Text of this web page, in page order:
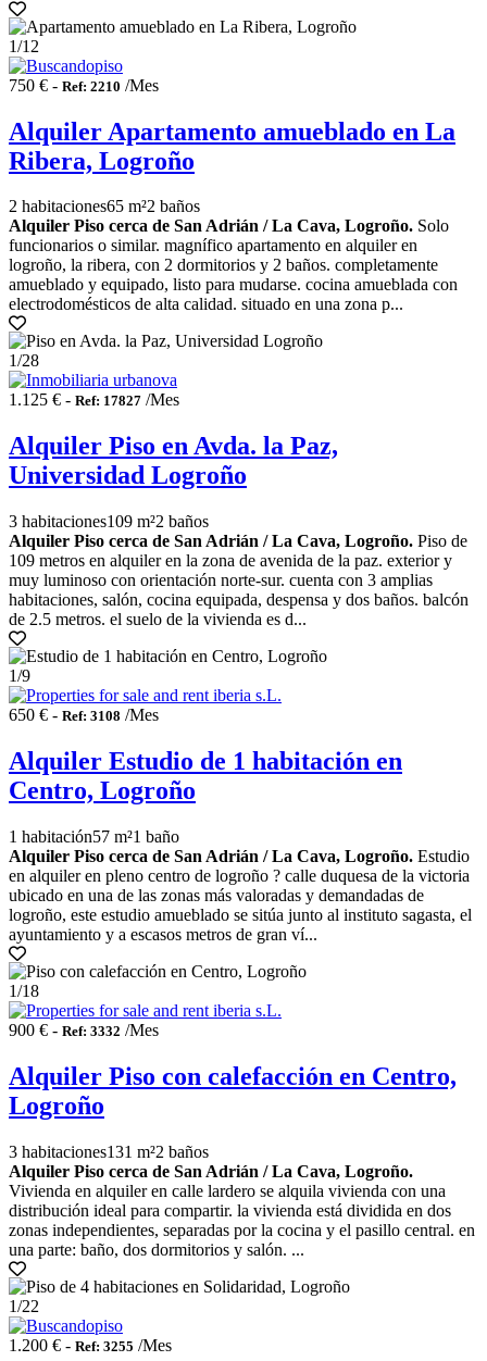
1/12
750 € - Ref: 2210 /Mes
Alquiler Apartamento amueblado en La
Ribera, Logroño
2 habitaciones65 m²2 baños
Alquiler Piso cerca de San Adrián / La Cava, Logroño. Solo
funcionarios o similar. magnífico apartamento en alquiler en
logroño, la ribera, con 2 dormitorios y 2 baños. completamente
amueblado y equipado, listo para mudarse. cocina amueblada con
electrodomésticos de alta calidad. situado en una zona p...
1/28
1.125 € - Ref: 17827 /Mes
Alquiler Piso en Avda. la Paz,
Universidad Logroño
3 habitaciones109 m²2 baños
Alquiler Piso cerca de San Adrián / La Cava, Logroño. Piso de
109 metros en alquiler en la zona de avenida de la paz. exterior y
muy luminoso con orientación norte-sur. cuenta con 3 amplias
habitaciones, salón, cocina equipada, despensa y dos baños. balcón
de 2.5 metros. el suelo de la vivienda es d...
1/9
650 € - Ref: 3108 /Mes
Alquiler Estudio de 1 habitación en
Centro, Logroño
1 habitación57 m²1 baño
Alquiler Piso cerca de San Adrián / La Cava, Logroño. Estudio
en alquiler en pleno centro de logroño ? calle duquesa de la victoria
ubicado en una de las zonas más valoradas y demandadas de
logroño, este estudio amueblado se sitúa junto al instituto sagasta, el
ayuntamiento y a escasos metros de gran ví...
1/18
900 € - Ref: 3332 /Mes
Alquiler Piso con calefacción en Centro,
Logroño
3 habitaciones131 m²2 baños
Alquiler Piso cerca de San Adrián / La Cava, Logroño.
Vivienda en alquiler en calle lardero se alquila vivienda con una
distribución ideal para compartir. la vivienda está dividida en dos
zonas independientes, separadas por la cocina y el pasillo central. en
una parte: baño, dos dormitorios y salón. ...
1/22
1.200 € - Ref: 3255 /Mes